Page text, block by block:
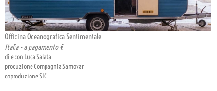
Officina Oceanografica Sentimentale
Italia - a pagamento €
di e con Luca Salata
produzione Compagnia Samovar
coproduzione SIC